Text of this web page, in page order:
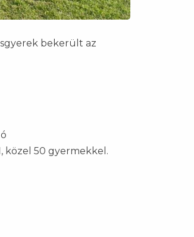
bekerült az
közel 50 gyermekkel.